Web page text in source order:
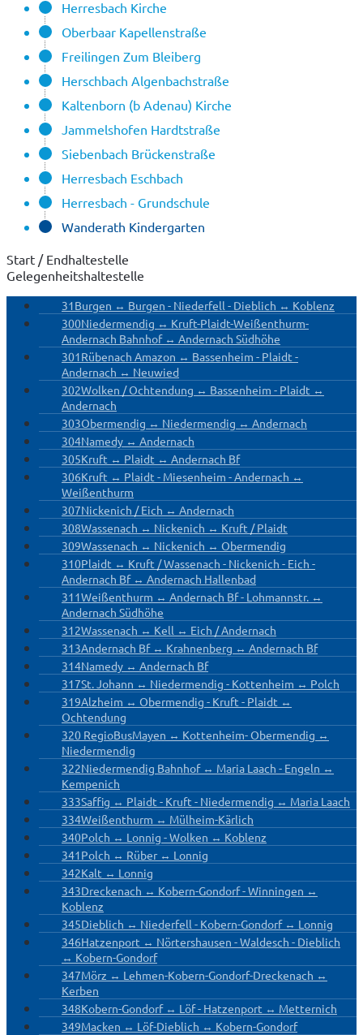
Herresbach Kirche
Oberbaar Kapellenstraße
Freilingen Zum Bleiberg
Herschbach Algenbachstraße
Kaltenborn (b Adenau) Kirche
Jammelshofen Hardtstraße
Siebenbach Brückenstraße
Herresbach Eschbach
Herresbach - Grundschule
Wanderath Kindergarten
Start / Endhaltestelle
Gelegenheitshaltestelle
31Burgen ↔ Burgen - Niederfell - Dieblich ↔ Koblenz
300Niedermendig ↔ Kruft-Plaidt-Weißenthurm-
Andernach Bahnhof ↔ Andernach Südhöhe
301Rübenach Amazon ↔ Bassenheim - Plaidt -
Andernach ↔ Neuwied
302Wolken / Ochtendung ↔ Bassenheim - Plaidt ↔
Andernach
303Obermendig ↔ Niedermendig ↔ Andernach
304Namedy ↔ Andernach
305Kruft ↔ Plaidt ↔ Andernach Bf
306Kruft ↔ Plaidt - Miesenheim - Andernach ↔
Weißenthurm
307Nickenich / Eich ↔ Andernach
308Wassenach ↔ Nickenich ↔ Kruft / Plaidt
309Wassenach ↔ Nickenich ↔ Obermendig
310Plaidt ↔ Kruft / Wassenach - Nickenich - Eich -
Andernach Bf ↔ Andernach Hallenbad
311Weißenthurm ↔ Andernach Bf - Lohmannstr. ↔
Andernach Südhöhe
312Wassenach ↔ Kell ↔ Eich / Andernach
313Andernach Bf ↔ Krahnenberg ↔ Andernach Bf
314Namedy ↔ Andernach Bf
317St. Johann ↔ Niedermendig - Kottenheim ↔ Polch
319Alzheim ↔ Obermendig - Kruft - Plaidt ↔
Ochtendung
320 RegioBusMayen ↔ Kottenheim- Obermendig ↔
Niedermendig
322Niedermendig Bahnhof ↔ Maria Laach - Engeln ↔
Kempenich
333Saffig ↔ Plaidt - Kruft - Niedermendig ↔ Maria Laach
334Weißenthurm ↔ Mülheim-Kärlich
340Polch ↔ Lonnig - Wolken ↔ Koblenz
341Polch ↔ Rüber ↔ Lonnig
342Kalt ↔ Lonnig
343Dreckenach ↔ Kobern-Gondorf - Winningen ↔
Koblenz
345Dieblich ↔ Niederfell - Kobern-Gondorf ↔ Lonnig
346Hatzenport ↔ Nörtershausen - Waldesch - Dieblich
↔ Kobern-Gondorf
347Mörz ↔ Lehmen-Kobern-Gondorf-Dreckenach ↔
Kerben
348Kobern-Gondorf ↔ Löf - Hatzenport ↔ Metternich
349Macken ↔ Löf-Dieblich ↔ Kobern-Gondorf